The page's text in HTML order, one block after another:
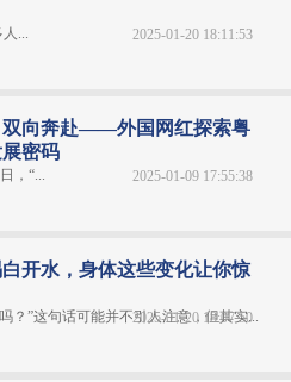
... 2025-01-20 18:11:53
双向奔赴——外国网红探索粤
密码
，“... 2025-01-09 17:55:38
开水，身体这些变化让你惊
？”这句话可能并不引人注意，但其实...
2025-01-20 18:07:50